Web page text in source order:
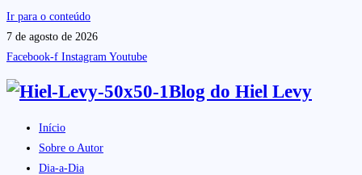
Ir para o conteúdo
7 de agosto de 2026
Facebook-f Instagram Youtube
Blog do Hiel Levy
Início
Sobre o Autor
Dia-a-Dia